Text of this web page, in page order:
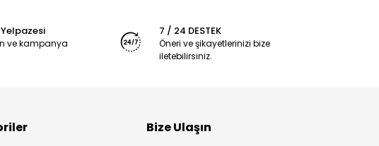
ve kampanya
7 / 24 DESTEK
Öneri ve şikayetlerinizi bize
iletebilirsiniz.
Bize Ulaşın